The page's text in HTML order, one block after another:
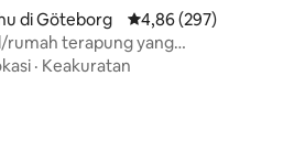
di Göteborg Nilai rata-rata 4,86 dari
4,86 (297)
rumah terapung yang
· Keakuratan